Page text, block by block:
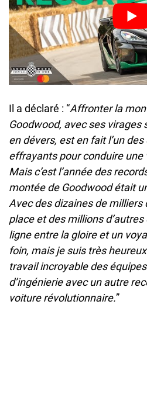
Il a déclaré : “Affronter la
Goodwood, avec ses virages
en dévers, est en fait l’un
effrayants pour conduire
Mais c’est l’année des
montée de Goodwood était
Avec des dizaines de milliers
place et des millions
ligne entre la gloire et un
foin, mais je suis très
travail incroyable des
d’ingénierie avec un autre
voiture révolutionnaire.”